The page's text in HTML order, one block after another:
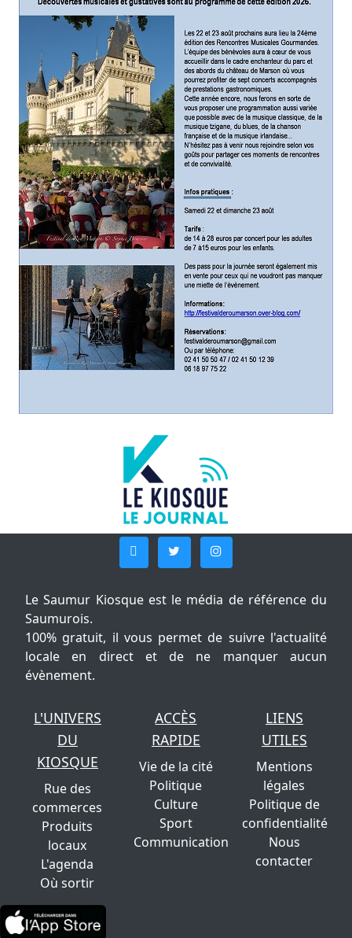
Le Saumur Kiosque est le média de référence du
Saumurois.
100% gratuit, il vous permet de suivre l'actualité
locale en direct et de ne manquer aucun
évènement.
L'UNIVERS
DU
KIOSQUE
Rue des
commerces
Produits
locaux
L'agenda
Où sortir
ACCÈS
RAPIDE
Vie de la cité
Politique
Culture
Sport
Communication
LIENS
UTILES
Mentions
légales
Politique de
confidentialité
Nous
contacter